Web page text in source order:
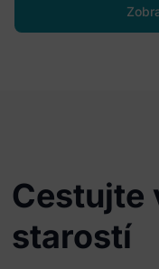
Cestujte
starostí